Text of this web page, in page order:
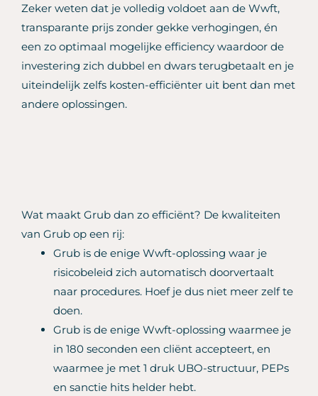
Zeker weten dat je volledig voldoet aan de Wwft,
transparante prijs zonder gekke verhogingen, én
een zo optimaal mogelijke efficiency waardoor de
investering zich dubbel en dwars terugbetaalt en je
uiteindelijk zelfs kosten-efficiënter uit bent dan met
andere oplossingen.
Wat maakt Grub dan zo efficiënt? De kwaliteiten
van Grub op een rij:
Grub is de enige Wwft-oplossing waar je
risicobeleid zich automatisch doorvertaalt
naar procedures. Hoef je dus niet meer zelf te
doen.
Grub is de enige Wwft-oplossing waarmee je
in 180 seconden een cliënt accepteert, en
waarmee je met 1 druk UBO-structuur, PEPs
en sanctie hits helder hebt.